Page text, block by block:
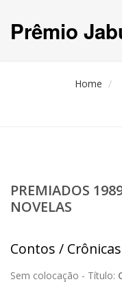
Prêmio
Home
PREMIADOS
NOVELAS
Contos /
Sem colocação - Título: